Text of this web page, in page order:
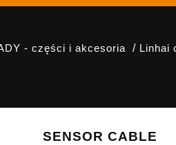
- części i akcesoria Linhai
SENSOR CABLE